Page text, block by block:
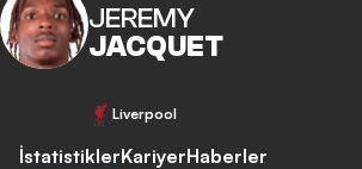
JEREMY
JACQUET
Liverpool
İstatistiklerKariyerHaberler